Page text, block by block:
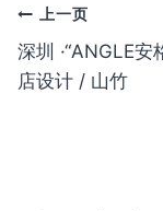
文
章
上一页
深圳 ·“ANGLE安
店设计 / 山竹